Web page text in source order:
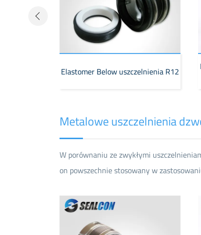
Elastomer Below uszczelnienia R12
Metalowe uszczelnienia
W porównaniu ze zwykłymi
on powszechnie stosowany w